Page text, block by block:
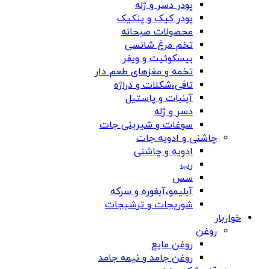
پودر دسر و ژله
پودر کیک و پنکیک
محصولات صبحانه
تخم مرغ شانسی
بیسکوئیت و ویفر
تخمه و مغزهای طعم دار
تافی،شکلات و دراژه
آبنبات و پاستیل
دسر و ژله
سوغات و شیرینی جات
چاشنی و ادویه جات
ادویه و چاشنی
رب
سس
آبلیمو،آبغوره و سرکه
شوریجات و ترشیجات
خواربار
روغن
روغن مایع
روغن جامد و نیمه جامد